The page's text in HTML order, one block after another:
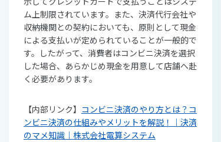
ム上制限されています。また、決済代行会社や
収納機関との契約においても、原則として現金
による支払いが定められていることが一般的で
す。したがって、消費者はコンビニ決済を選択
した場合、あらかじめ現金を用意して店舗へ赴
く必要があります。
【内部リンク】 コンビニ決済のやり方とは？コ
ンビニ決済の仕組みやメリットを解説！｜決済
のマメ知識｜株式会社電算システム